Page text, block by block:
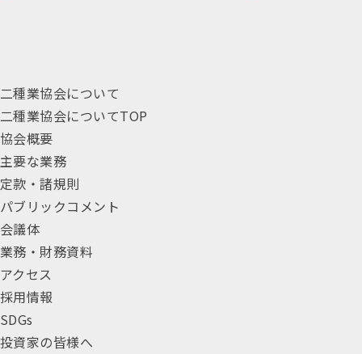
二種業協会について
二種業協会についてTOP
協会概要
主要な業務
定款・諸規則
パブリックコメント
会議体
業務・財務資料
アクセス
採用情報
SDGs
投資家の皆様へ